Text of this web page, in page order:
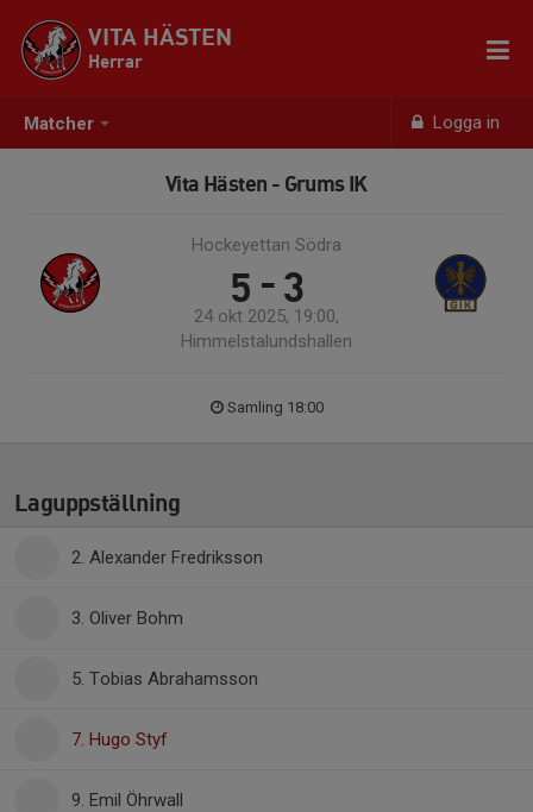
Matcher Logga in
VITA HÄSTEN
Herrar
Vita Hästen - Grums IK
Hockeyettan Södra
5 - 3
24 okt 2025, 19:00,
Himmelstalundshallen
Samling 18:00
Laguppställning
2. Alexander Fredriksson
3. Oliver Bohm
5. Tobias Abrahamsson
7. Hugo Styf
9. Emil Öhrwall